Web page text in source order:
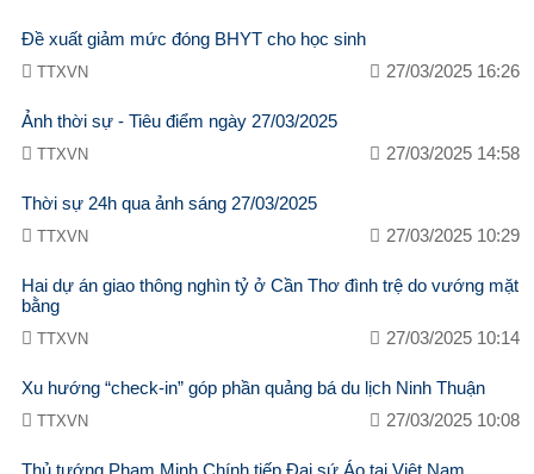
Đề xuất giảm mức đóng BHYT cho học sinh
TTXVN 27/03/2025 16:26
Ảnh thời sự - Tiêu điểm ngày 27/03/2025
TTXVN 27/03/2025 14:58
Thời sự 24h qua ảnh sáng 27/03/2025
TTXVN 27/03/2025 10:29
Hai dự án giao thông nghìn tỷ ở Cần Thơ đình trệ do vướng mặt
bằng
TTXVN 27/03/2025 10:14
Xu hướng “check-in” góp phần quảng bá du lịch Ninh Thuận
TTXVN 27/03/2025 10:08
Thủ tướng Phạm Minh Chính tiếp Đại sứ Áo tại Việt Nam